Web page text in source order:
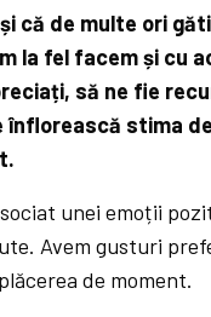
că de multe ori
la fel facem și cu
să ne fie
înflorească stima
unei emoții
Avem gusturi
de moment.